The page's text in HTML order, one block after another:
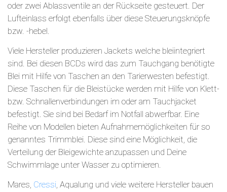
oder zwei Ablassventile an der Rückseite gesteuert. Der
Lufteinlass erfolgt ebenfalls über diese Steuerungsknöpfe
bzw. -hebel.
Viele Hersteller produzieren Jackets welche bleiintegriert
sind. Bei diesen BCDs wird das zum Tauchgang benötigte
Blei mit Hilfe von Taschen an den Tarierwesten befestigt.
Diese Taschen für die Bleistücke werden mit Hilfe von Klett-
bzw. Schnallenverbindungen im oder am Tauchjacket
befestigt. Sie sind bei Bedarf im Notfall abwerfbar. Eine
Reihe von Modellen bieten Aufnahmemöglichkeiten für so
genanntes Trimmblei. Diese sind eine Möglichkeit, die
Verteilung der Bleigewichte anzupassen und Deine
Schwimmlage unter Wasser zu optimieren.
Mares, Cressi, Aqualung und viele weitere Hersteller bauen